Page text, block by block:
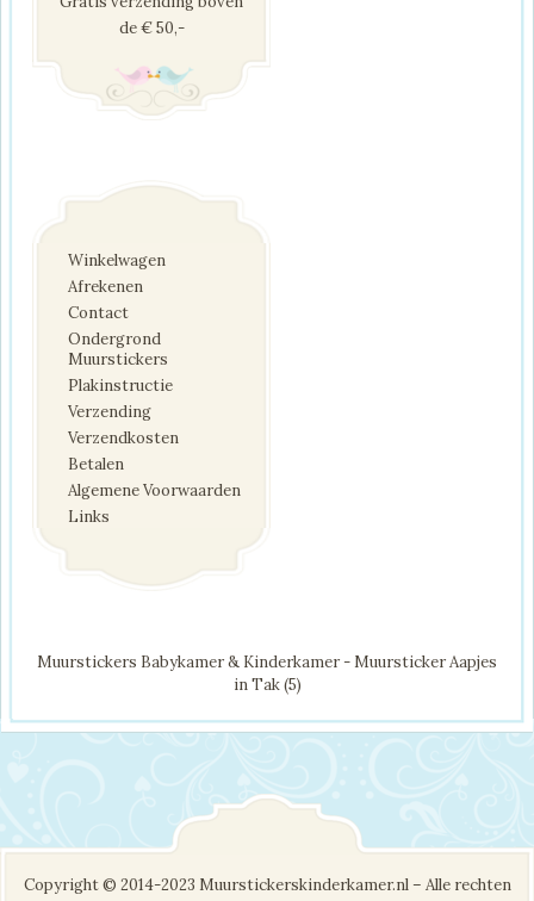
de € 50,-
Winkelwagen
Afrekenen
Contact
Ondergrond
Muurstickers
Plakinstructie
Verzending
Verzendkosten
Betalen
Algemene Voorwaarden
Links
Muurstickers Babykamer & Kinderkamer - Muursticker Aapjes
in Tak (5)
Copyright © 2014-2023 Muurstickerskinderkamer.nl – Alle rechten